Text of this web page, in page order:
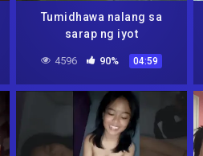
Tumidhawa nalang sa
sarap ng iyot
4596 90% 04:59